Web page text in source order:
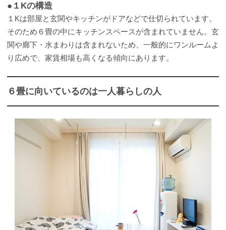
●１Kの構造
１Kは部屋と玄関やキッチンがドアなどで仕切られています。
そのため６畳の中にキッチンスペースが含まれていません。玄
関や廊下・水まわりは含まれないため、一般的にワンルームよ
り広めで、家賃相場も高くなる傾向にあります。
６畳に向いているのは一人暮らしの人